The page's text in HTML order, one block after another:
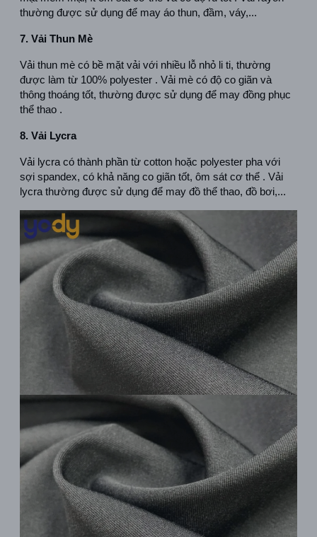
thường được sử dụng để may áo thun, đầm, váy,...
7. Vải Thun Mè
Vải thun mè có bề mặt vải với nhiều lỗ nhỏ li ti, thường
được làm từ 100% polyester . Vải mè có độ co giãn và
thông thoáng tốt, thường được sử dụng để may đồng phục
thể thao .
8. Vải Lycra
Vải lycra có thành phần từ cotton hoặc polyester pha với
sợi spandex, có khả năng co giãn tốt, ôm sát cơ thể . Vải
lycra thường được sử dụng để may đồ thể thao, đồ bơi,...